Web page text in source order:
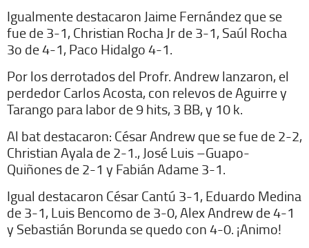
Igualmente destacaron Jaime Fernández que se
fue de 3-1, Christian Rocha Jr de 3-1, Saúl Rocha
3o de 4-1, Paco Hidalgo 4-1.
Por los derrotados del Profr. Andrew lanzaron, el
perdedor Carlos Acosta, con relevos de Aguirre y
Tarango para labor de 9 hits, 3 BB, y 10 k.
Al bat destacaron: César Andrew que se fue de 2-2,
Christian Ayala de 2-1., José Luis –Guapo-
Quiñones de 2-1 y Fabián Adame 3-1.
Igual destacaron César Cantú 3-1, Eduardo Medina
de 3-1, Luis Bencomo de 3-0, Alex Andrew de 4-1
y Sebastián Borunda se quedo con 4-0. ¡Animo!